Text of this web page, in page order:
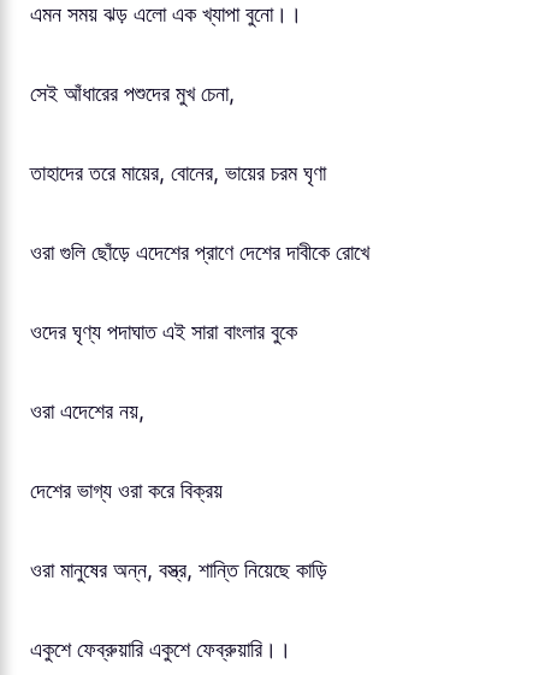
এমন সময় ঝড় এলো এক খ্যাপা বুনো।।
সেই আঁধারের পশুদের মুখ চেনা,
তাহাদের তরে মায়ের, বোনের, ভায়ের চরম ঘৃণা
ওরা গুলি ছোঁড়ে এদেশের প্রাণে দেশের দাবীকে রোখে
ওদের ঘৃণ্য পদাঘাত এই সারা বাংলার বুকে
ওরা এদেশের নয়,
দেশের ভাগ্য ওরা করে বিক্রয়
ওরা মানুষের অন্ন, বস্ত্র, শান্তি নিয়েছে কাড়ি
একুশে ফেব্রুয়ারি একুশে ফেব্রুয়ারি।।